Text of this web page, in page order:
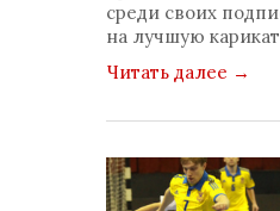
среди своих
на лучшую
Читать далее →